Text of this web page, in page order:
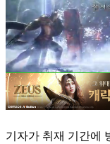
기자가 취재 기간에